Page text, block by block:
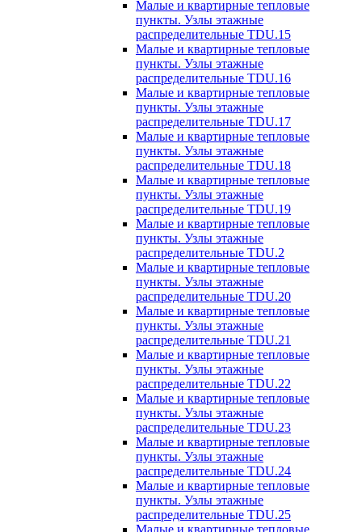
Малые и квартирные тепловые
пункты. Узлы этажные
распределительные TDU.15
Малые и квартирные тепловые
пункты. Узлы этажные
распределительные TDU.16
Малые и квартирные тепловые
пункты. Узлы этажные
распределительные TDU.17
Малые и квартирные тепловые
пункты. Узлы этажные
распределительные TDU.18
Малые и квартирные тепловые
пункты. Узлы этажные
распределительные TDU.19
Малые и квартирные тепловые
пункты. Узлы этажные
распределительные TDU.2
Малые и квартирные тепловые
пункты. Узлы этажные
распределительные TDU.20
Малые и квартирные тепловые
пункты. Узлы этажные
распределительные TDU.21
Малые и квартирные тепловые
пункты. Узлы этажные
распределительные TDU.22
Малые и квартирные тепловые
пункты. Узлы этажные
распределительные TDU.23
Малые и квартирные тепловые
пункты. Узлы этажные
распределительные TDU.24
Малые и квартирные тепловые
пункты. Узлы этажные
распределительные TDU.25
Малые и квартирные тепловые